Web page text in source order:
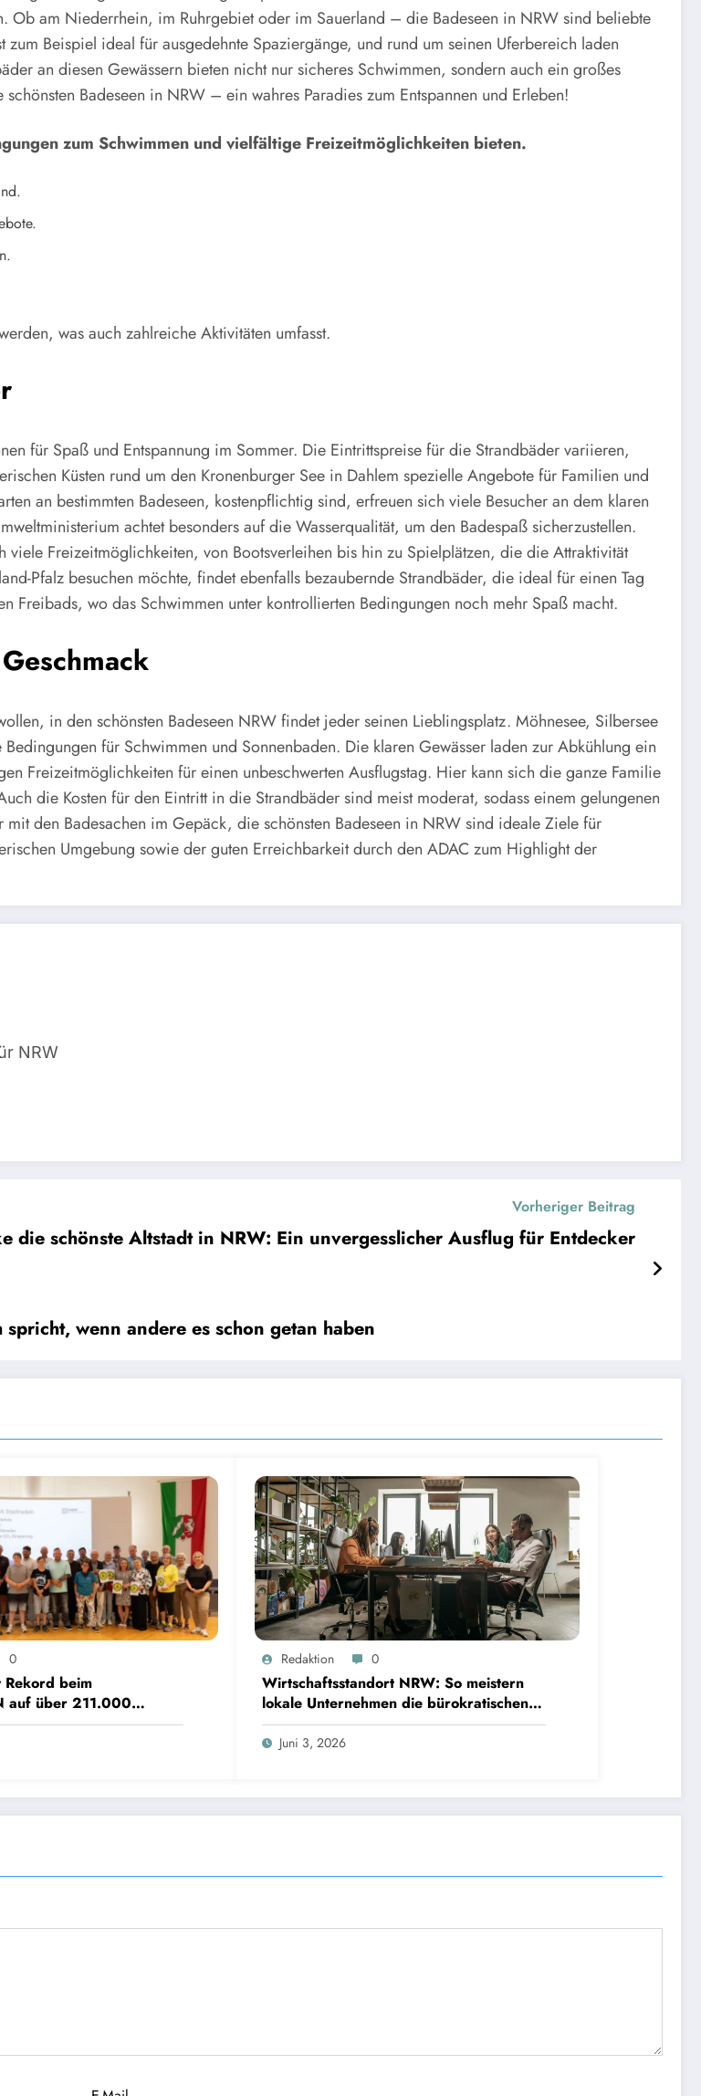
Ob am Niederrhein, im Ruhrgebiet oder im Sauerland – die Badeseen in NRW sind beliebte
Beispiel ideal für ausgedehnte Spaziergänge, und rund um seinen Uferbereich laden
an diesen Gewässern bieten nicht nur sicheres Schwimmen, sondern auch ein großes
Badeseen in NRW – ein wahres Paradies zum Entspannen und Erleben!
zum Schwimmen und vielfältige Freizeitmöglichkeiten bieten.
was auch zahlreiche Aktivitäten umfasst.
für Spaß und Entspannung im Sommer. Die Eintrittspreise für die Strandbäder variieren,
Küsten rund um den Kronenburger See in Dahlem spezielle Angebote für Familien und
an bestimmten Badeseen, kostenpflichtig sind, erfreuen sich viele Besucher an dem klaren
achtet besonders auf die Wasserqualität, um den Badespaß sicherzustellen.
Freizeitmöglichkeiten, von Bootsverleihen bis hin zu Spielplätzen, die die Attraktivität
Pfalz besuchen möchte, findet ebenfalls bezaubernde Strandbäder, die ideal für einen Tag
Freibads, wo das Schwimmen unter kontrollierten Bedingungen noch mehr Spaß macht.
in den schönsten Badeseen NRW findet jeder seinen Lieblingsplatz. Möhnesee, Silbersee
für Schwimmen und Sonnenbaden. Die klaren Gewässer laden zur Abkühlung ein
Freizeitmöglichkeiten für einen unbeschwerten Ausflugstag. Hier kann sich die ganze Familie
die Kosten für den Eintritt in die Strandbäder sind meist moderat, sodass einem gelungenen
den Badesachen im Gepäck, die schönsten Badeseen in NRW sind ideale Ziele für
Umgebung sowie der guten Erreichbarkeit durch den ADAC zum Highlight der
NRW
Vorheriger Beitrag
die schönste Altstadt in NRW: Ein unvergesslicher Ausflug für Entdecker
wenn andere es schon getan haben
0
beim
auf über 211.000
35 Tonnen CO2
Redaktion 0
Wirtschaftsstandort NRW: So meistern
lokale Unternehmen die bürokratischen
Hürden
Juni 3, 2026